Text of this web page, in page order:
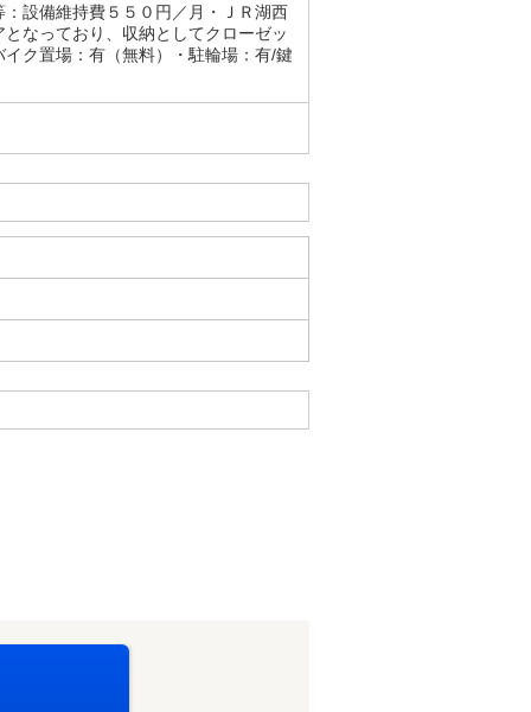
設備維持費５５０円／月・ＪＲ湖西
なっており、収納としてクローゼッ
ク置場：有（無料）・駐輪場：有/鍵